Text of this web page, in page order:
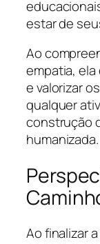
estar de
Ao
empatia,
e valorizar
qualquer
construção
humanizada.
Ao finalizar